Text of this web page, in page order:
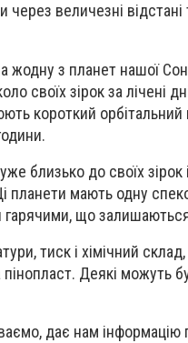
величезні
жодну з планет нашої
своїх зірок за лічені
короткий орбітальний
близько до своїх зірок
мають одну
гарячими, що
тиск і хімічний
Деякі можуть
дає нам